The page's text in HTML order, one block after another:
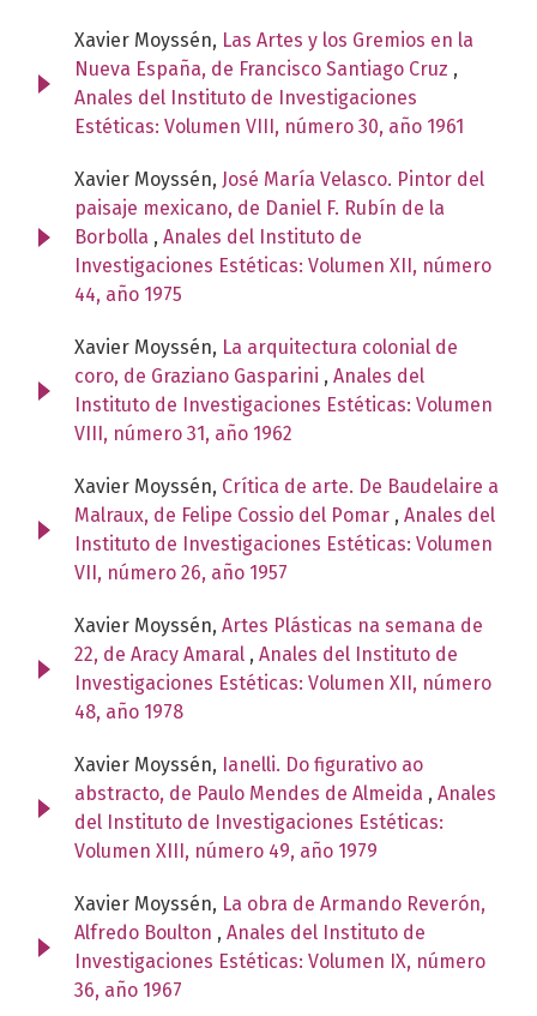
Xavier Moyssén, Las Artes y los Gremios en la
Nueva España, de Francisco Santiago Cruz ,
Anales del Instituto de Investigaciones
Estéticas: Volumen VIII, número 30, año 1961
Xavier Moyssén, José María Velasco. Pintor del
paisaje mexicano, de Daniel F. Rubín de la
Borbolla , Anales del Instituto de
Investigaciones Estéticas: Volumen XII, número
44, año 1975
Xavier Moyssén, La arquitectura colonial de
coro, de Graziano Gasparini , Anales del
Instituto de Investigaciones Estéticas: Volumen
VIII, número 31, año 1962
Xavier Moyssén, Crítica de arte. De Baudelaire a
Malraux, de Felipe Cossio del Pomar , Anales del
Instituto de Investigaciones Estéticas: Volumen
VII, número 26, año 1957
Xavier Moyssén, Artes Plásticas na semana de
22, de Aracy Amaral , Anales del Instituto de
Investigaciones Estéticas: Volumen XII, número
48, año 1978
Xavier Moyssén, Ianelli. Do figurativo ao
abstracto, de Paulo Mendes de Almeida , Anales
del Instituto de Investigaciones Estéticas:
Volumen XIII, número 49, año 1979
Xavier Moyssén, La obra de Armando Reverón,
Alfredo Boulton , Anales del Instituto de
Investigaciones Estéticas: Volumen IX, número
36, año 1967